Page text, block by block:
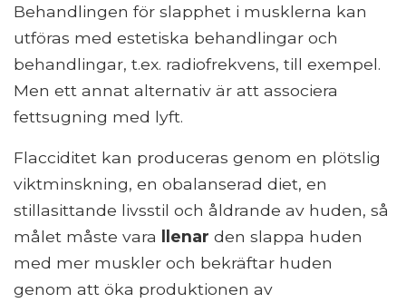
Behandlingen för slapphet i musklerna kan
utföras med estetiska behandlingar och
behandlingar, t.ex. radiofrekvens, till exempel.
Men ett annat alternativ är att associera
fettsugning med lyft.
Flacciditet kan produceras genom en plötslig
viktminskning, en obalanserad diet, en
stillasittande livsstil och åldrande av huden, så
målet måste vara llenar den slappa huden
med mer muskler och bekräftar huden
genom att öka produktionen av